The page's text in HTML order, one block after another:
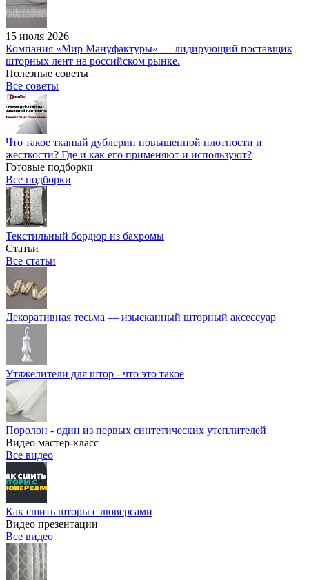
15 июля 2026
Компания «Мир Мануфактуры» — лидирующий поставщик
шторных лент на российском рынке.
Полезные советы
Все советы
Что такое тканый дублерин повышенной плотности и
жесткости? Где и как его применяют и используют?
Готовые подборки
Все подборки
Текстильный бордюр из бахромы
Статьи
Все статьи
Декоративная тесьма — изысканный шторный аксессуар
Утяжелители для штор - что это такое
Поролон - один из первых синтетических утеплителей
Видео мастер-класс
Все видео
Как сшить шторы с люверсами
Видео презентации
Все видео